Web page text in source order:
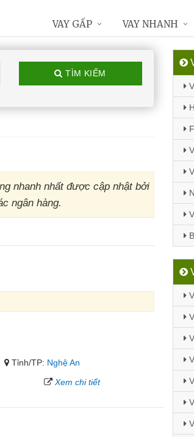
TÌM KIẾM
nhanh nhất được cập nhật bởi
ngân hàng.
Tỉnh/TP: Nghệ An
Xem chi tiết
VAY GẤP VAY NHANH